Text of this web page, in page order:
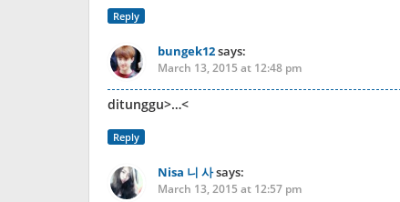
Reply
bungek12says:
March 13, 2015 at 12:48 pm
ditunggu>…<
Reply
Nisa 니 사says:
March 13, 2015 at 12:57 pm